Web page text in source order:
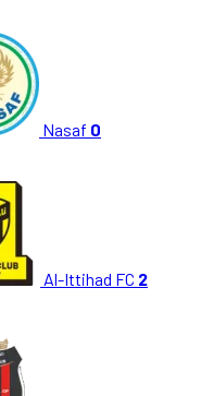
Nasaf 0
Al-Ittihad FC 2